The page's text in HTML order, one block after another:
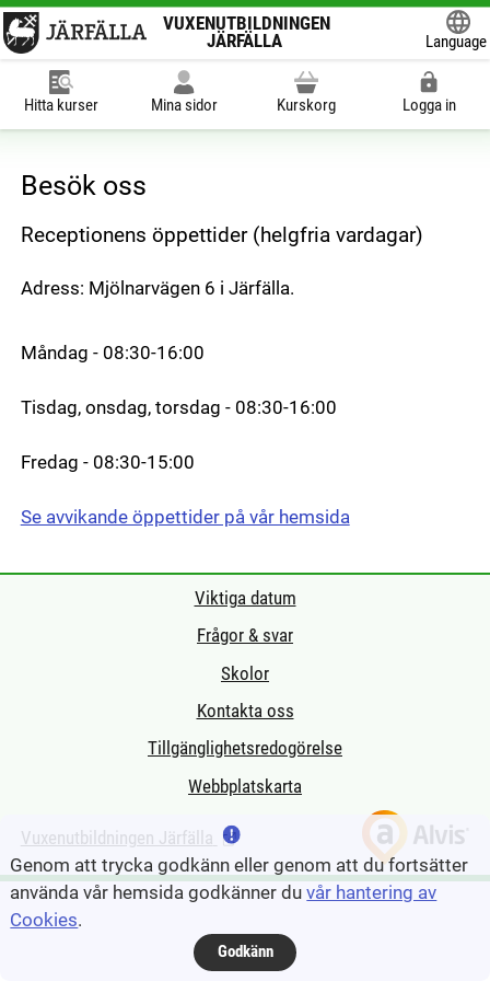
VUXENUTBILDNINGEN
JÄRFÄLLA
Language
Hitta kurser Mina sidor Kurskorg Logga in
Besök oss
Receptionens öppettider (helgfria vardagar)
Adress: Mjölnarvägen 6 i Järfälla.
Måndag - 08:30-16:00
Tisdag, onsdag, torsdag - 08:30-16:00
Fredag - 08:30-15:00
Se avvikande öppettider på vår hemsida
Viktiga datum
Frågor & svar
Skolor
Kontakta oss
Tillgänglighetsredogörelse
Webbplatskarta
Vuxenutbildningen Järfälla (Länk till extern sida.)
Genom att trycka godkänn eller genom att du fortsätter
använda vår hemsida godkänner duvår hantering av
Cookies.
Godkänn